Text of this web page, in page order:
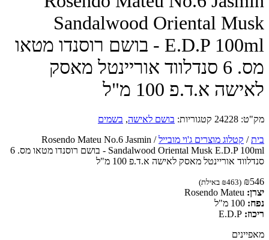
Sandalwood Oriental
E.D.P 100ml - בושם רוסנדו מטאו
מס. 6 סנדלווד אוריינטל מאסק
א.ד.פ 100 מ"ל
24228 קטגוריות:בושם לאישה,בשמים
/קטלוג מוצרים ג'וי מובייל/
Rosendo Mateu No.6 Jasmin
Sandalwood Oriental Musk E.D.P 100ml - בושם רוסנדו מטאו מס. 6
אוריינטל מאסק לאישה א.ד.פ 100 מ"ל
₪
(
₪ 463 באילת)
Rosendo Mateu
100 מ"ל
E.D.P